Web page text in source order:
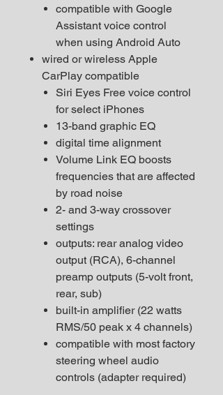
compatible with Google
Assistant voice control
when using Android Auto
wired or wireless Apple
CarPlay compatible
Siri Eyes Free voice control
for select iPhones
13-band graphic EQ
digital time alignment
Volume Link EQ boosts
frequencies that are affected
by road noise
2- and 3-way crossover
settings
outputs: rear analog video
output (RCA), 6-channel
preamp outputs (5-volt front,
rear, sub)
built-in amplifier (22 watts
RMS/50 peak x 4 channels)
compatible with most factory
steering wheel audio
controls (adapter required)